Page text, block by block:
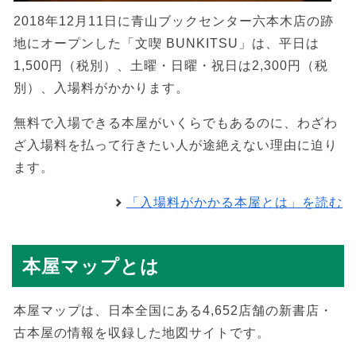
2018年12月11日に青山ブックセンター六本木店の跡
地にオープンした「文喫 BUNKITSU」は、平日は
1,500円（税別）、土曜・日曜・祝日は2,300円（税
別）、入場料がかかります。
無料で入場できる本屋がいくらでもあるのに、わざわ
ざ入場料を払って行きたい人が途絶えない理由に迫り
ます。
「入場料がかかる本屋とは」を読む
本屋マップとは
本屋マップは、日本全国にある4,652店舗の新書店・
古本屋の情報を収録した地図サイトです。